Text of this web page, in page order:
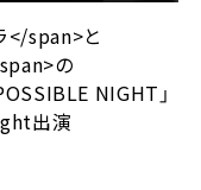
</span>と
の
NIGHT」
出演